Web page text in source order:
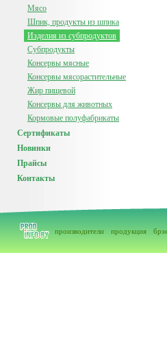
Мясо
Шпик, продукты из шпика
Изделия из субпродуктов
Субпродукты
Консервы мясные
Консервы мясорастительные
Жир пищевой
Консервы для животных
Кормовые полуфабрикаты
Сертификаты
Новинки
Прайсы
Контакты
производители продукция